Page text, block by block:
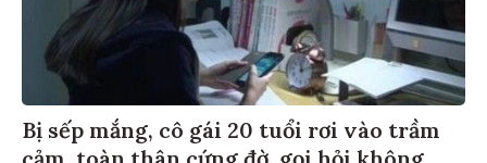
Bị sếp mắng, cô gái 20 tuổi rơi vào trầm
cảm, toàn thân cứng đờ, gọi hỏi không